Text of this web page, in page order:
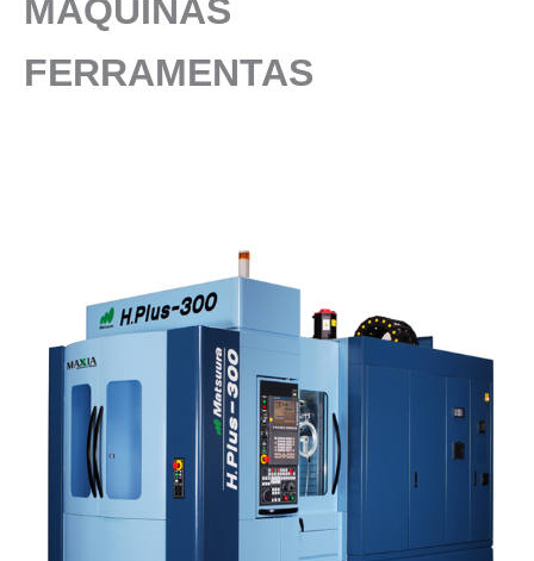
MÁQUINAS
FERRAMENTAS